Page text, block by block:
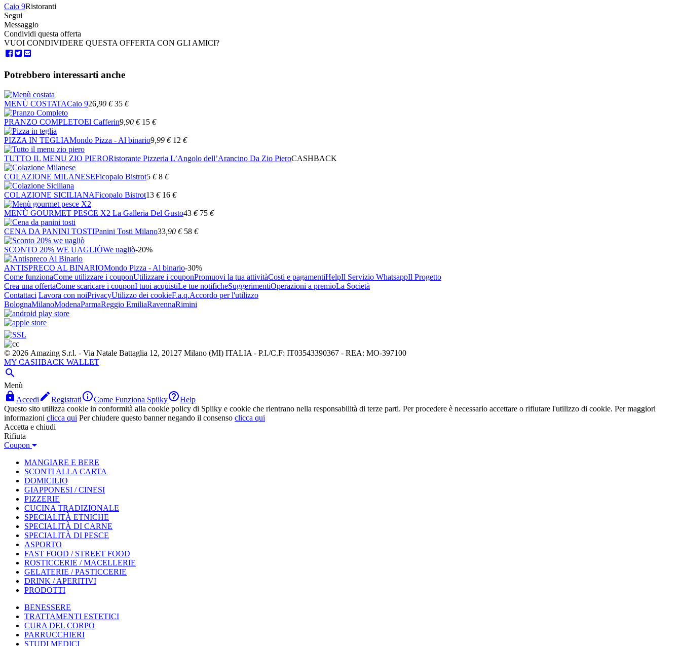
Caio 9Ristoranti
Segui
Messaggio
Condividi questa offerta
VUOI CONDIVIDERE QUESTA OFFERTA CON GLI AMICI?
Potrebbero interessarti anche
MENÙ COSTATACaio 926 ,90 € 35 €
PRANZO COMPLETOEl Cafferin9 ,90 € 15 €
PIZZA IN TEGLIAMondo Pizza - Al binario9 ,99 € 12 €
TUTTO IL MENU ZIO PIERORistorante Pizzeria L’Angolo dell’Arancino Da Zio PieroCASHBACK
COLAZIONE MILANESEFicopalo Bistrot5 € 8 €
COLAZIONE SICILIANAFicopalo Bistrot13 € 16 €
MENÙ GOURMET PESCE X2 La Galleria Del Gusto43 € 75 €
CENA DA PANINI TOSTIPanini Tosti Milano33 ,90 € 58 €
SCONTO 20% WE UAGLIÒWe uagliò-20%
ANTISPRECO AL BINARIOMondo Pizza - Al binario-30%
Come funzionaCome utilizzare i couponUtilizzare i couponPromuovi la tua attivitàCosti e pagamentiHelpIl Servizio WhatsappIl Progetto
Crea una offertaCome scaricare i couponI tuoi acquistiLe tue notificheSuggerimentiOperazioni a premioLa Società
Contattaci Lavora con noiPrivacyUtilizzo dei cookieF.a.q.Accordo per l'utilizzo
BolognaMilanoModenaParmaReggio EmiliaRavennaRimini
© 2026 Amazing S.r.l. - Via Natale Battaglia 12, 20127 Milano (MI) ITALIA - P.I./C.F: IT03543390367 - REA: MO-397100
MY CASHBACK WALLET

Menù
 Accedi RegistratiCome Funziona SpiikyHelp
Questo sito utilizza cookie in conformità alla cookie policy di Spiiky e cookie che rientrano nella responsabilità di terze parti. Per procedere è necessario accettare o rifiutare l'utilizzo di cookie. Per maggiori
informazioni clicca qui Per chiudere questo banner negando il consenso clicca qui
Accetta e chiudi
Rifiuta
Coupon
MANGIARE E BERE
SCONTI ALLA CARTA
DOMICILIO
GIAPPONESI / CINESI
PIZZERIE
CUCINA TRADIZIONALE
SPECIALITÀ ETNICHE
SPECIALITÀ DI CARNE
SPECIALITÀ DI PESCE
ASPORTO
FAST FOOD / STREET FOOD
ROSTICCERIE / MACELLERIE
GELATERIE / PASTICCERIE
DRINK / APERITIVI
PRODOTTI
BENESSERE
TRATTAMENTI ESTETICI
CURA DEL CORPO
PARRUCCHIERI
STUDI MEDICI